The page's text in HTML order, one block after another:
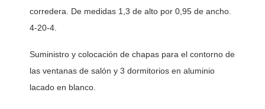
corredera. De medidas 1,3 de alto por 0,95 de ancho.
4-20-4.
Suministro y colocación de chapas para el contorno de
las ventanas de salón y 3 dormitorios en aluminio
lacado en blanco.